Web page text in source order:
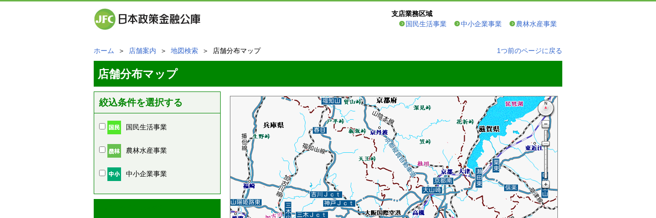
支店業務区域
国民生活事業
中小企業事業 農林水産事業
ホーム ＞ 店舗案内 ＞ 地図検索 ＞ 店舗分布マップ 1つ前のページに戻る
店舗分布マップ
絞込条件を選択する
国民生活事業
農林水産事業
中小企業事業